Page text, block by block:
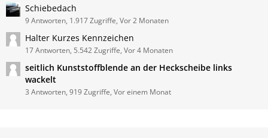
Schiebedach
9 Antworten, 1.917 Zugriffe, Vor 2 Monaten
Halter Kurzes Kennzeichen
17 Antworten, 5.542 Zugriffe, Vor 4 Monaten
seitlich Kunststoffblende an der Heckscheibe links
wackelt
3 Antworten, 919 Zugriffe, Vor einem Monat